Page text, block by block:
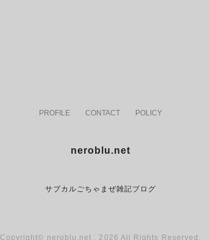
PROFILE CONTACT POLICY
neroblu.net
サブカルごちゃまぜ雑記ブログ
Copyright© neroblu.net , 2026 All Rights Reserved.